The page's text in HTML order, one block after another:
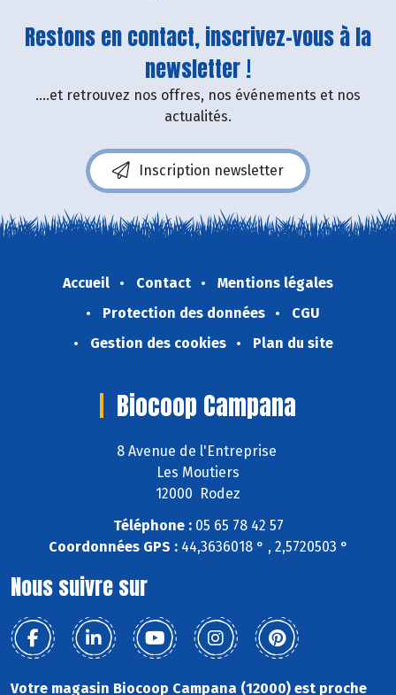
Restons en contact, inscrivez-vous à la
newsletter !
....et retrouvez nos offres, nos événements et nos
actualités.
Inscription newsletter
Accueil Contact
Mentions légales
Protection des données
CGU
Gestion des cookies
Plan du site
Biocoop Campana
8 Avenue de l'Entreprise
Les Moutiers
12000 Rodez
Téléphone :05 65 78 42 57
Coordonnées GPS :44,3636018 ° , 2,5720503 °
Nous suivre sur
Votre magasin Biocoop Campana (12000) est proche